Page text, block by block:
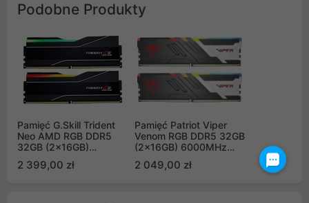
Podobne Produkty
Pamięć G.Skill Trident
Neo AMD RGB DDR5
32GB (2x16GB)
F5-
2 399,00 zł
Pamięć Patriot Viper
Venom RGB DDR5 32GB
(2x16GB) 6000MHz
PVVR532G600C30K
2 049,00 zł